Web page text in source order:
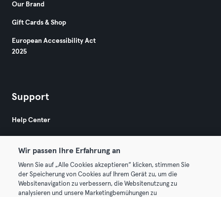
Our Brand
Gift Cards & Shop
European Accessibility Act
2025
Support
Help Center
© 2026 Urban Sports Group GmbH. All rights reserved.
Wir passen Ihre Erfahrung an
Wenn Sie auf „Alle Cookies akzeptieren“ klicken, stimmen Sie
der Speicherung von Cookies auf Ihrem Gerät zu, um die
Websitenavigation zu verbessern, die Websitenutzung zu
analysieren und unsere Marketingbemühungen zu